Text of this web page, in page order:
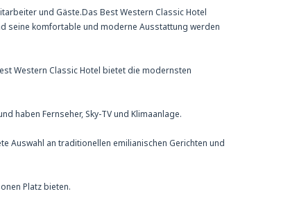
und Gäste.Das Best Western Classic Hotel
seine komfortable und moderne Ausstattung werden
Western Classic Hotel bietet die modernsten
haben Fernseher, Sky-TV und Klimaanlage.
Auswahl an traditionellen emilianischen Gerichten und
Platz bieten.